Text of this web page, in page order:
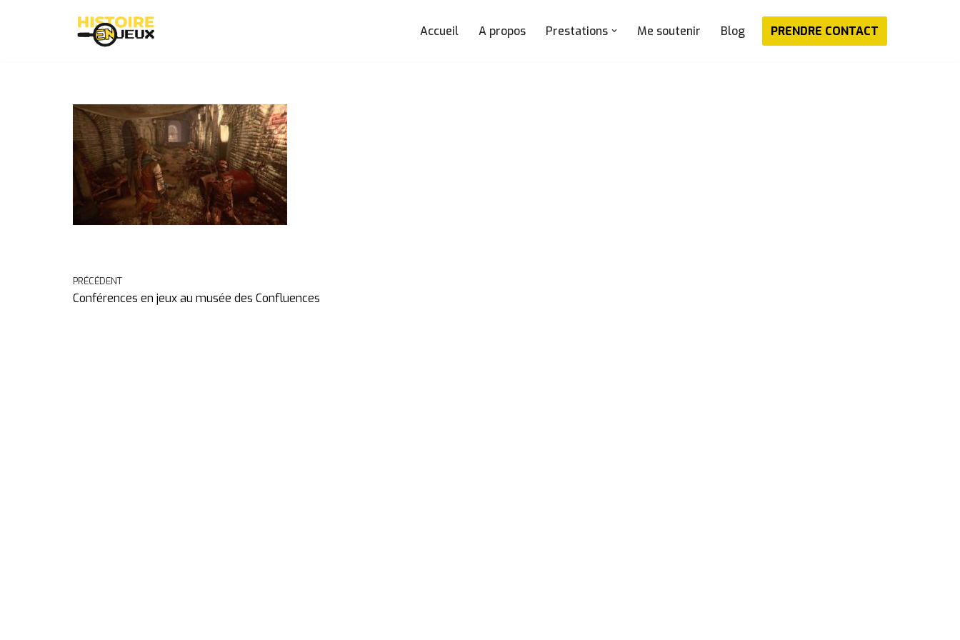
Accueil A propos Prestations Me soutenir Blog PRENDRE CONTACT
PRÉCÉDENT
Conférences en jeux au musée des Confluences